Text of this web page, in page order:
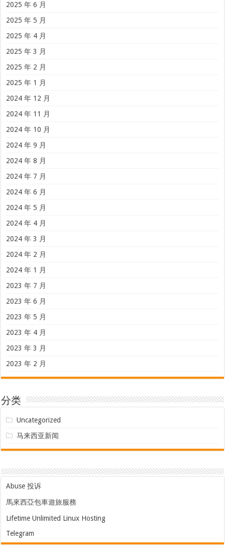
2025 年 6 月
2025 年 5 月
2025 年 4 月
2025 年 3 月
2025 年 2 月
2025 年 1 月
2024 年 12 月
2024 年 11 月
2024 年 10 月
2024 年 9 月
2024 年 8 月
2024 年 7 月
2024 年 6 月
2024 年 5 月
2024 年 4 月
2024 年 3 月
2024 年 2 月
2024 年 1 月
2023 年 7 月
2023 年 6 月
2023 年 5 月
2023 年 4 月
2023 年 3 月
2023 年 2 月
分类
Uncategorized
马来西亚新闻
Abuse 投诉
馬來西亞包車遊旅服務
Lifetime Unlimited Linux Hosting
Telegram